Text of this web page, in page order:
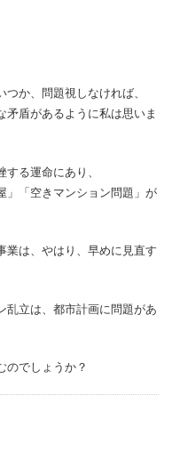
か、問題視しなければ、
盾があるように私は思いま
る運命にあり、
」「空きマンション問題」が
業は、やはり、早めに見直す
乱立は、都市計画に問題があ
のでしょうか？